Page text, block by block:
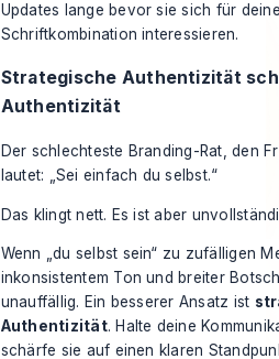
Updates lange bevor sie sich für
Schriftkombination interessieren.
Strategische Authentizität
Authentizität
Der schlechteste Branding-Rat, den
lautet: „Sei einfach du selbst.“
Das klingt nett. Es ist aber
Wenn „du selbst sein“ zu zufälligen
inkonsistentem Ton und breiter
unauffällig. Ein besserer Ansatz ist
Authentizität. Halte deine
schärfe sie auf einen klaren